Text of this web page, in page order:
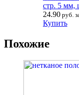
стр. 5 мм,
24.90 руб.
Купить
Похожие